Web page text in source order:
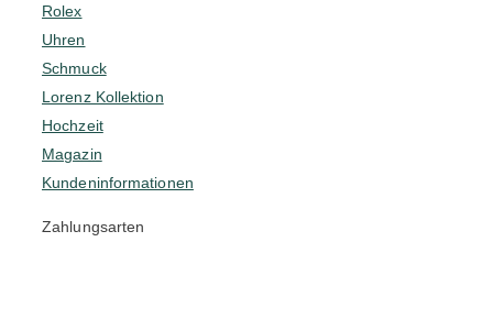
Rolex
Uhren
Schmuck
Lorenz Kollektion
Hochzeit
Magazin
Kundeninformationen
Zahlungsarten